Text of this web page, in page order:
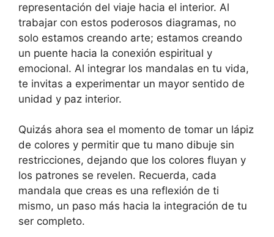
representación del viaje hacia el interior. Al
trabajar con estos poderosos diagramas, no
solo estamos creando arte; estamos creando
un puente hacia la conexión espiritual y
emocional. Al integrar los mandalas en tu vida,
te invitas a experimentar un mayor sentido de
unidad y paz interior.
Quizás ahora sea el momento de tomar un lápiz
de colores y permitir que tu mano dibuje sin
restricciones, dejando que los colores fluyan y
los patrones se revelen. Recuerda, cada
mandala que creas es una reflexión de ti
mismo, un paso más hacia la integración de tu
ser completo.